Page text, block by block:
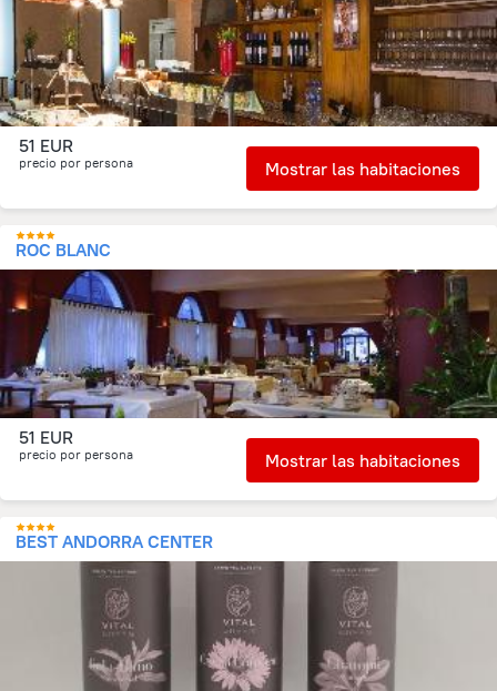
51 EUR
precio por persona Mostrar las habitaciones
ROC BLANC
51 EUR
precio por persona Mostrar las habitaciones
BEST ANDORRA CENTER